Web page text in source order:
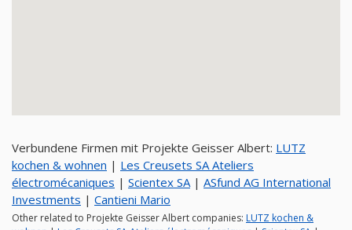
Verbundene Firmen mit Projekte Geisser Albert: LUTZ
kochen & wohnen | Les Creusets SA Ateliers
électromécaniques | Scientex SA | ASfund AG International
Investments | Cantieni Mario
Other related to Projekte Geisser Albert companies: LUTZ kochen &